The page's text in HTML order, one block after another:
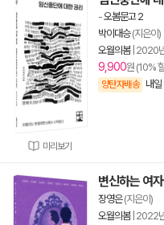
미리보기
-오봄문고 2
박이대승(지은이)
오월의봄| 2020
9,900원 (10%
양탄자배송 내일
변신하는 여
장영은(지은이)
오월의봄| 2022